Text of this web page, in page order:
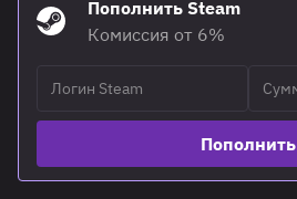
Пополнить Steam
Комиссия от 6%
Пополнить